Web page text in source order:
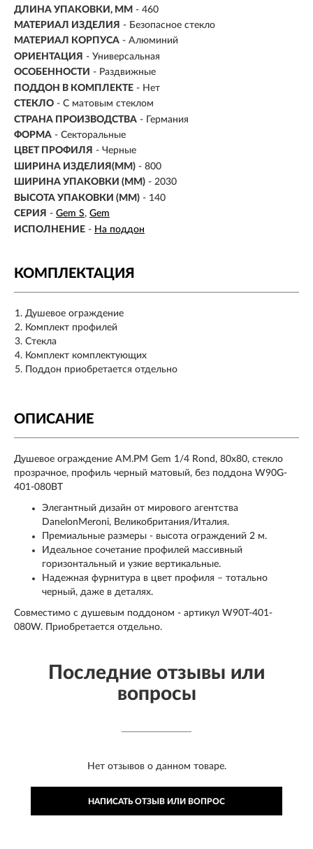
ДЛИНА УПАКОВКИ, ММ - 460
МАТЕРИАЛ ИЗДЕЛИЯ - Безопасное стекло
МАТЕРИАЛ КОРПУСА - Алюминий
ОРИЕНТАЦИЯ - Универсальная
ОСОБЕННОСТИ - Раздвижные
ПОДДОН В КОМПЛЕКТЕ - Нет
СТЕКЛО - С матовым стеклом
СТРАНА ПРОИЗВОДСТВА - Германия
ФОРМА - Секторальные
ЦВЕТ ПРОФИЛЯ - Черные
ШИРИНА ИЗДЕЛИЯ(ММ) - 800
ШИРИНА УПАКОВКИ (ММ) - 2030
ВЫСОТА УПАКОВКИ (ММ) - 140
СЕРИЯ - Gem S Gem
ИСПОЛНЕНИЕ - На поддон
КОМПЛЕКТАЦИЯ
Душевое ограждение
Комплект профилей
Стекла
Комплект комплектующих
Поддон приобретается отдельно
ОПИСАНИЕ
Душевое ограждение AM.PM Gem 1/4 Rond, 80x80, стекло
прозрачное, профиль черный матовый, без поддона W90G-
401-080BT
Элегантный дизайн от мирового агентства
DanelonMeroni, Великобритания/Италия.
Премиальные размеры - высота ограждений 2 м.
Идеальное сочетание профилей массивный
горизонтальный и узкие вертикальные.
Надежная фурнитура в цвет профиля – тотально
черный, даже в деталях.
Совместимо с душевым поддоном - артикул W90T-401-
080W. Приобретается отдельно.
Последние отзывы или
вопросы
Нет отзывов о данном товаре.
НАПИСАТЬ ОТЗЫВ ИЛИ ВОПРОС